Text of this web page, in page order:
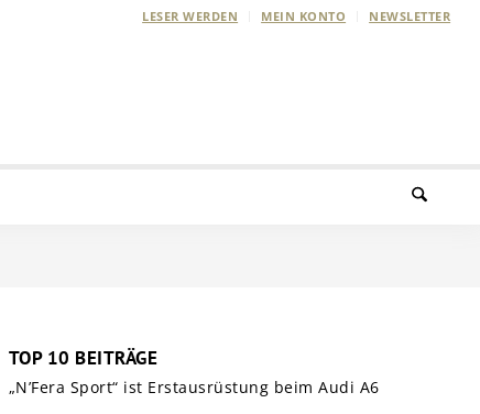
LESER WERDEN MEIN KONTO NEWSLETTER
TOP 10 BEITRÄGE
„N’Fera Sport“ ist Erstausrüstung beim Audi A6